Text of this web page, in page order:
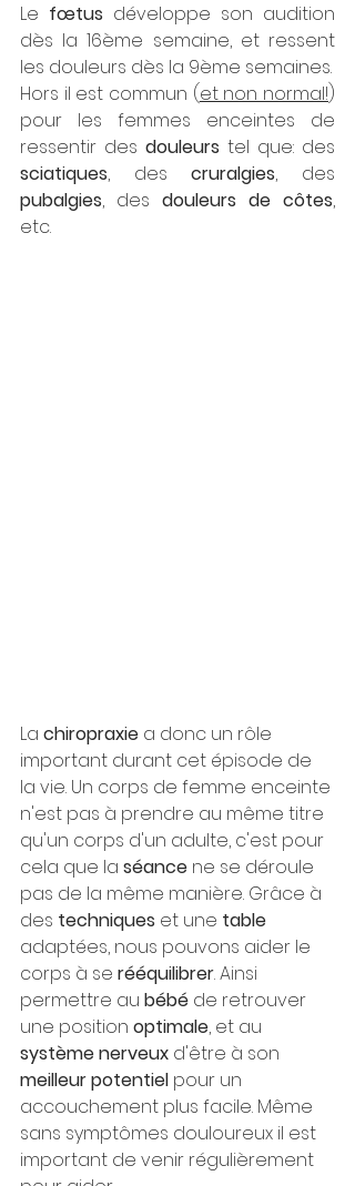
Le fœtus développe son audition
dès la 16ème semaine, et ressent
les douleurs dès la 9ème semaines.
Hors il est commun (et non normal!)
pour les femmes enceintes de
ressentir des douleurs
sciatiques, des cruralgies
pubalgies, des douleurs de côtes,
etc.
La chiropraxie a donc un rôle
important durant cet épisode de
la vie. Un corps de femme enceinte
n'est pas à prendre au même titre
qu'un corps d'un adulte, c'est pour
cela que la séance ne se déroule
pas de la même manière. Grâce à
des techniques et une table
adaptées, nous pouvons aider le
corps à se rééquilibrer. Ainsi
permettre au bébé de retrouver
une position optimale, et au
système nerveux d'être à son
meilleur potentiel pour un
accouchement plus facile. Même
sans symptômes douloureux il est
important de venir régulièrement